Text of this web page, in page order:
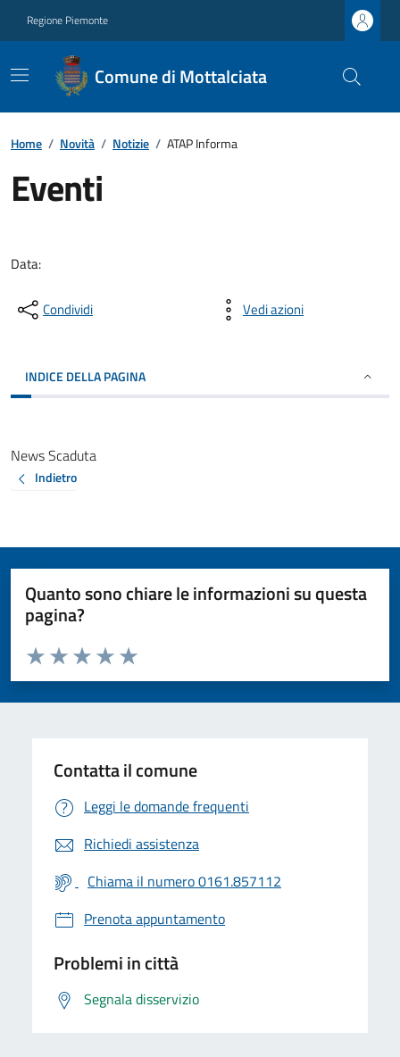
Regione Piemonte
Comune di Mottalciata
Home / Novità / Notizie / ATAP Informa
Eventi
Data:
Condividi Vedi azioni
INDICE DELLA PAGINA
News Scaduta
Indietro
Quanto sono chiare le informazioni su questa
pagina?
Valuta da 1 a 5 stelle la pagina
Valuta 5 stelle su 5
Valuta 4 stelle su 5
Valuta 3 stelle su 5
Valuta 2 stelle su 5
Valuta 1 stelle su 5
Contatta il comune
Leggi le domande frequenti
Richiedi assistenza
Chiama il numero 0161.857112
Prenota appuntamento
Problemi in città
Segnala disservizio